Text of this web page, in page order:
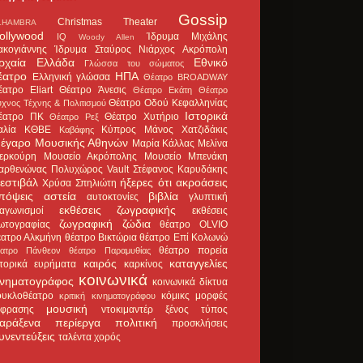
Christmas Theater Gossip
IQ Woody Allen
Ίδρυμα Μιχάλης
Ίδρυμα Σταύρος Νιάρχος Ακρόπολη
Ελλάδα Γλώσσα του σώματος
Εθνικό
Ελληνική γλώσσα ΗΠΑ Θέατρο BROADWAY
Eliart Θέατρο Άνεσις Θέατρο Εκάτη
Θέατρο
Τέχνης & Πολιτισμού Θέατρο Οδού Κεφαλληνίας
ΠΚ
Θέατρο Ρεξ Θέατρο Χυτήριο Ιστορικά
ΚΘΒΕ Καβάφης Κύπρος Μάνος Χατζιδάκις
Μουσικής Αθηνών Μαρία Κάλλας Μελίνα
Μουσείο Ακρόπολης
Μουσείο Μπενάκη
Πολυχώρος Vault Στέφανος Καρυδάκης
Χρύσα Σπηλιώτη ήξερες ότι ακροάσεις
αστεία αυτοκτονίες βιβλία
γλυπτική
εκθέσεις ζωγραφικής
εκθέσεις
ζωγραφική ζώδια
θέατρο OLVIO
Αλκμήνη θέατρο Βικτώρια θέατρο Επί Κολωνώ
Πάνθεον θέατρο Παραμυθίας
θέατρο πορεία
ευρήματα
καιρός καρκίνος
καταγγελίες
κοινωνικά κοινωνικά δίκτυα
κριτική κινηματογράφου κόμικς μορφές
μουσική ντοκιμαντέρ ξένος τύπος
περίεργα πολιτική προσκλήσεις
ταλέντα χορός